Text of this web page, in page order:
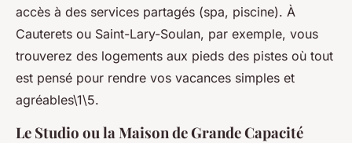
accès à des services partagés (spa, piscine). À
Cauterets ou Saint-Lary-Soulan, par exemple, vous
trouverez des logements aux pieds des pistes où tout
est pensé pour rendre vos vacances simples et
agréables\1\5.
Le Studio ou la Maison de Grande Capacité